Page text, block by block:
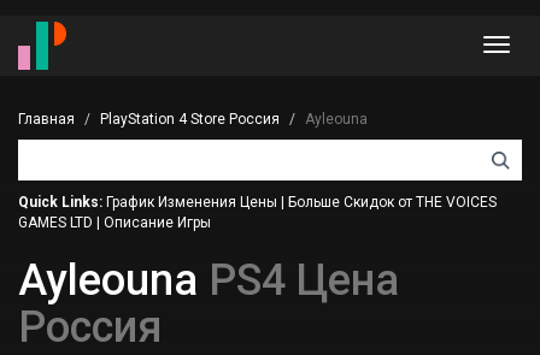
Главная PlayStation 4 Store Россия Ayleouna
Quick Links: График Изменения Цены
Больше Скидок от THE VOICES
GAMES LTD
Описание Игры
Ayleouna PS4 Цена
Россия